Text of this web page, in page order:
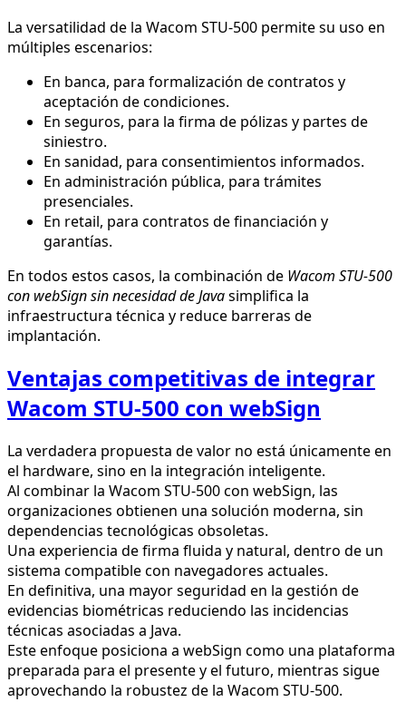
La versatilidad de la Wacom STU-500 permite su uso en
múltiples escenarios:
En banca, para formalización de contratos y
aceptación de condiciones.
En seguros, para la firma de pólizas y partes de
siniestro.
En sanidad, para consentimientos informados.
En administración pública, para trámites
presenciales.
En retail, para contratos de financiación y
garantías.
En todos estos casos, la combinación de Wacom STU-500
con webSign sin necesidad de Javasimplifica la
infraestructura técnica y reduce barreras de
implantación.
Ventajas competitivas de integrar
Wacom STU-500 con webSign
La verdadera propuesta de valor no está únicamente en
el hardware, sino en la integración inteligente.
Al combinar la Wacom STU-500 con webSign, las
organizaciones obtienen una solución moderna, sin
dependencias tecnológicas obsoletas.
Una experiencia de firma fluida y natural, dentro de un
sistema compatible con navegadores actuales.
En definitiva, una mayor seguridad en la gestión de
evidencias biométricas reduciendo las incidencias
técnicas asociadas a Java.
Este enfoque posiciona a webSign como una plataforma
preparada para el presente y el futuro, mientras sigue
aprovechando la robustez de la Wacom STU-500.